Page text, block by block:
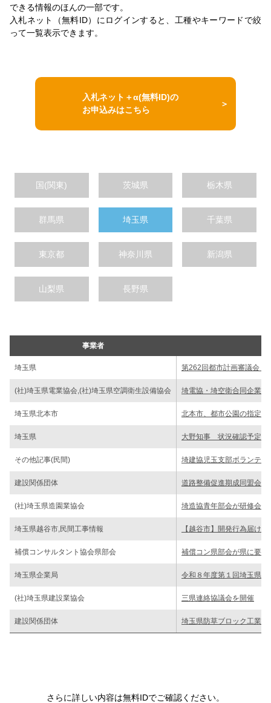
できる情報のほんの一部です。
入札ネット（無料ID）にログインすると、工種やキーワードで絞
って一覧表示できます。
入札ネット＋α(無料ID)の
お申込みはこちら
国(関東) 茨城県 栃木県
群馬県 埼玉県 千葉県
東京都 神奈川県 新潟県
山梨県 長野県
事業者
埼玉県 第262回都市計画審議会
(社)埼玉県電業協会,(社)埼玉県空調衛生設備協会 埼電協・埼空衛合同企業対
埼玉県北本市 北本市、都市公園の指定管
埼玉県 大野知事 状況確認予定
その他記事(民間) 埼建協児玉支部ボランテ
建設関係団体 道路整備促進期成同盟会
(社)埼玉県造園業協会 埼造協青年部会が研修会
埼玉県越谷市,民間工事情報 【越谷市】開発行為届け
補償コンサルタント協会県部会 補償コン県部会が県に要望
埼玉県企業局 令和８年度第１回埼玉県
(社)埼玉県建設業協会 三県連絡協議会を開催
建設関係団体 埼玉県防草ブロック工業会
さらに詳しい内容は無料IDでご確認ください。